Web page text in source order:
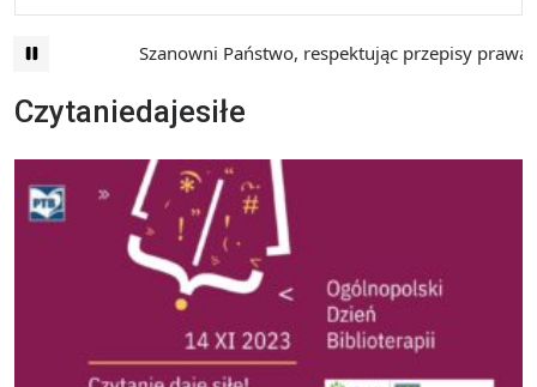
Szanowni Państwo, respektując przepisy prawa i
Czytaniedajesiłe